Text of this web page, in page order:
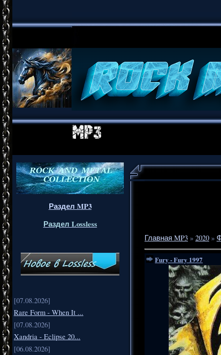
Раздел MP3
Раздел Lossless
[07.08.2026]
Rare Form - When It ...
[07.08.2026]
Xandria - Eclipse 20...
[06.08.2026]
Главная MP3 » 2020 »
Fury - Fury 1997